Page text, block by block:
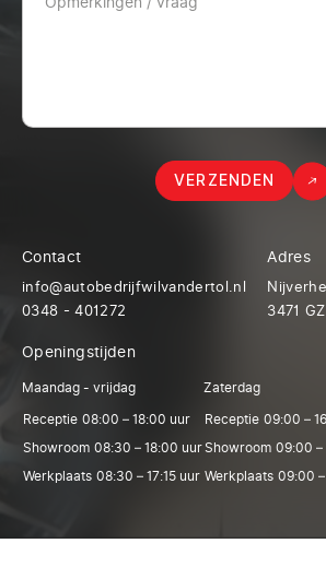
VERZENDEN
Contact
info@autobedrijfwilvandertol.nl
0348 - 401272
Adres
3471
Openingstijden
Maandag - vrijdag
Receptie 08:00 – 18:00 uur
Showroom 08:30 – 18:00 uur
Werkplaats 08:30 – 17:15 uur
Zaterdag
Receptie 09:00 –
Showroom 09:00 –
Werkplaats 09:00